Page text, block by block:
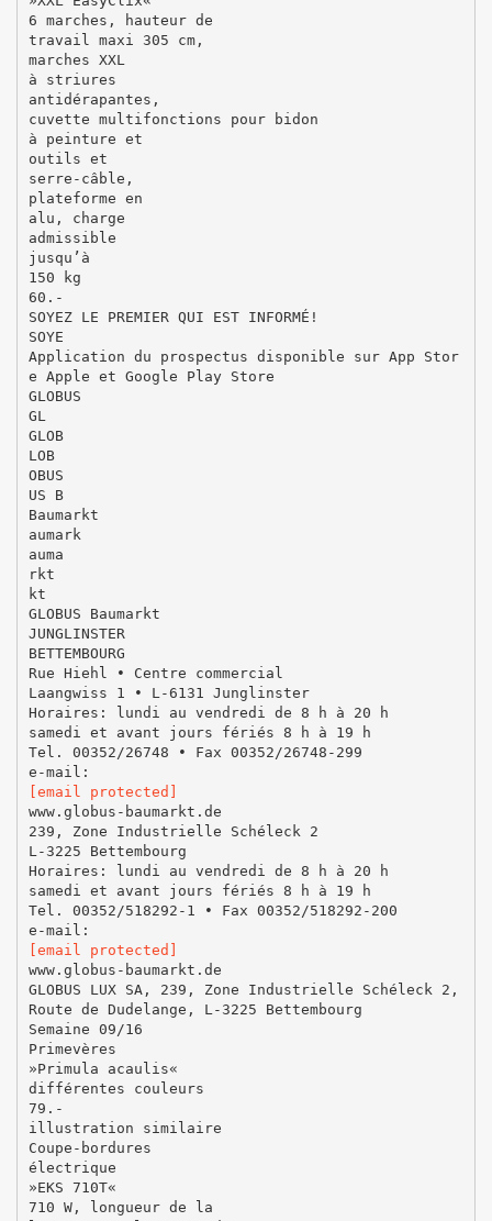
6 marches, hauteur de
travail maxi 305 cm,
marches XXL
à striures
antidérapantes,
cuvette multifonctions pour bidon
à peinture et
outils et
serre-câble,
plateforme en
alu, charge
admissible
jusqu’à
150 kg
60.-
SOYEZ LE PREMIER QUI EST INFORMÉ!
SOYE
Application du prospectus disponible sur App Stor
e Apple et Google Play Store
GLOBUS
GL
GLOB
LOB
OBUS
US B
Baumarkt
aumark
auma
rkt
kt
GLOBUS Baumarkt
JUNGLINSTER
BETTEMBOURG
Rue Hiehl • Centre commercial
Laangwiss 1 • L-6131 Junglinster
Horaires: lundi au vendredi de 8 h à 20 h
samedi et avant jours fériés 8 h à 19 h
Tel. 00352/26748 • Fax 00352/26748-299
[email protected]
www.globus-baumarkt.de
239, Zone Industrielle Schéleck 2
L-3225 Bettembourg
Horaires: lundi au vendredi de 8 h à 20 h
samedi et avant jours fériés 8 h à 19 h
Tel. 00352/518292-1 • Fax 00352/518292-200
[email protected]